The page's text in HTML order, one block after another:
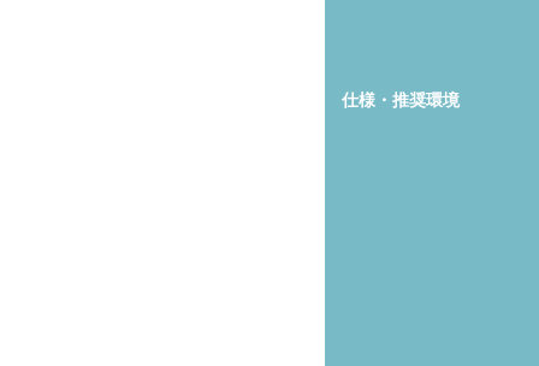
仕様・推奨環境